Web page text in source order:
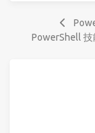
PowerShell